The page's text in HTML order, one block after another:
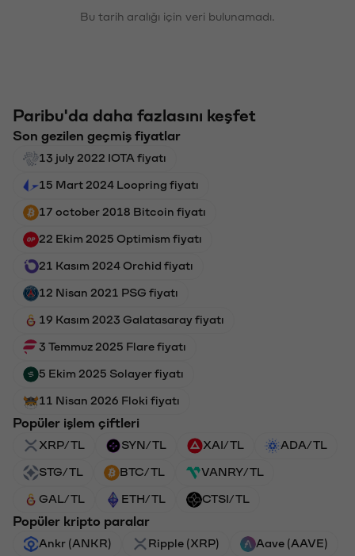
Bu tarih aralığı için veri bulunamadı.
Paribu'da daha fazlasını keşfet
Son gezilen geçmiş fiyatlar
13 july 2022 IOTA fiyatı
15 Mart 2024 Loopring fiyatı
17 october 2018 Bitcoin fiyatı
22 Ekim 2025 Optimism fiyatı
21 Kasım 2024 Orchid fiyatı
12 Nisan 2021 PSG fiyatı
19 Kasım 2023 Galatasaray fiyatı
3 Temmuz 2025 Flare fiyatı
5 Ekim 2025 Solayer fiyatı
11 Nisan 2026 Floki fiyatı
Popüler işlem çiftleri
XRP/TL SYN/TL XAI/TL ADA/TL
STG/TL BTC/TL VANRY/TL
GAL/TL ETH/TL CTSI/TL
Popüler kripto paralar
Ankr (ANKR) Ripple (XRP) Aave (AAVE)